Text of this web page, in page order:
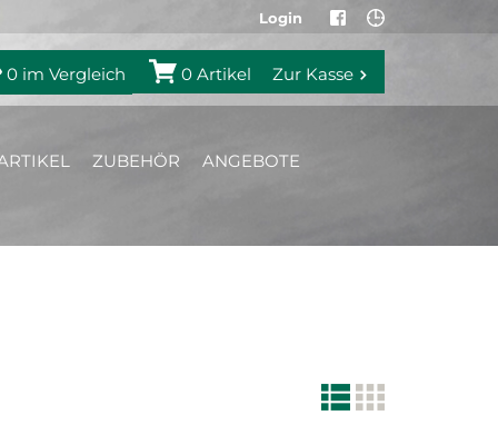
Login
0 im Vergleich 0 Artikel Zur Kasse
ZUBEHÖR ANGEBOTE